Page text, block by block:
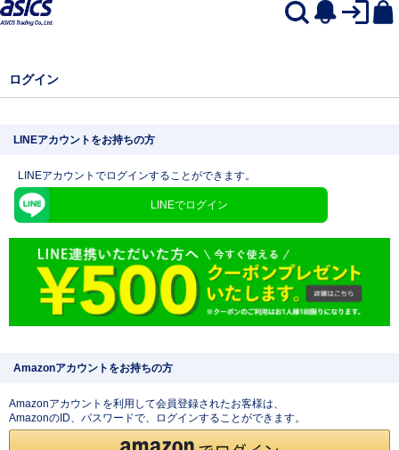
ログイン
LINEアカウントをお持ちの方
LINEアカウントでログインすることができます。
LINEでログイン
Amazonアカウントをお持ちの方
Amazonアカウントを利用して会員登録されたお客様は、
AmazonのID、パスワードで、ログインすることができます。